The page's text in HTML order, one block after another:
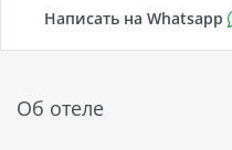
Написать на Whatsapp
Об отеле